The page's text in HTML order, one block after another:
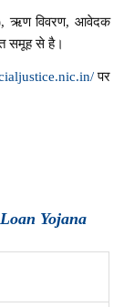
ऋण विवरण, आवेदक
समूह से है।
पर
Yojana